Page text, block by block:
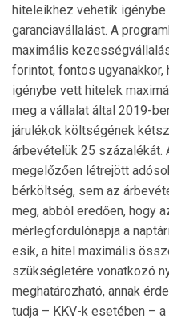
hiteleikhez vehetik
garanciavállalást. A
maximális
forintot, fontos ugyanakkor,
igénybe vett hitelek
meg a vállalat által 2019-
járulékok költségének
árbevételük 25 százalékát.
megelőzően létrejött
bérköltség, sem az
meg, abból eredően, hogy
mérlegfordulónapja a
esik, a hitel maximális
szükségletére vonatkozó
meghatározható, annak
tudja – KKV-k esetében –